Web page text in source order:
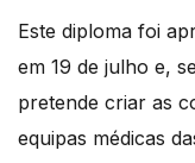
Este diploma foi
em 19 de julho e,
pretende criar as
equipas médicas